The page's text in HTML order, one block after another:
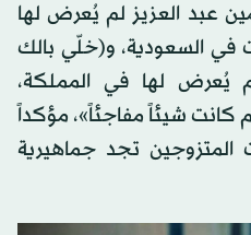
إيرادات في قائمة أفضل 10 أفلام، وأضاف في حديث
عبد العزيز لم يُعرض لها
في السعودية، و(خلّي بالك
لها في المملكة،
كانت شيئاً مفاجئاً»، مؤكداً
تجد جماهيرية